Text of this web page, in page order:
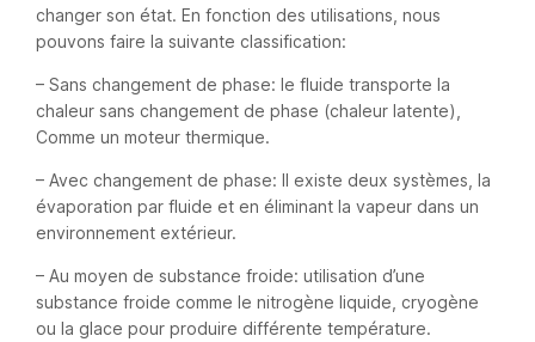
changer son état. En fonction des utilisations, nous
pouvons faire la suivante classification:
– Sans changement de phase: le fluide transporte la
chaleur sans changement de phase (chaleur latente),
Comme un moteur thermique.
– Avec changement de phase: Il existe deux systèmes, la
évaporation par fluide et en éliminant la vapeur dans un
environnement extérieur.
– Au moyen de substance froide: utilisation d’une
substance froide comme le nitrogène liquide, cryogène
ou la glace pour produire différente température.